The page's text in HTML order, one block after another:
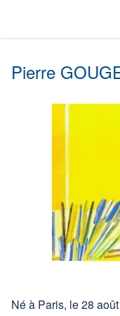
Accueil
Actualités
Notre histoire
Le Musée Milouti
L’Art au Musée
Exposer aux Granges ?
Suivre les artistes
Amis des Granges
Pierre
Né à Paris, le 28